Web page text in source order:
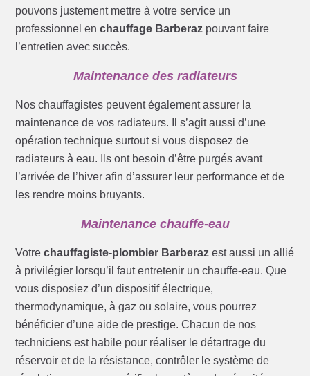
pouvons justement mettre à votre service un
professionnel enchauffage Barberaz pouvant faire
l’entretien avec succès.
Maintenance des radiateurs
Nos chauffagistes peuvent également assurer la
maintenance de vos radiateurs. Il s’agit aussi d’une
opération technique surtout si vous disposez de
radiateurs à eau. Ils ont besoin d’être purgés avant
l’arrivée de l’hiver afin d’assurer leur performance et de
les rendre moins bruyants.
Maintenance chauffe-eau
Votrechauffagiste-plombier Barberaz est aussi un allié
à privilégier lorsqu’il faut entretenir un chauffe-eau. Que
vous disposiez d’un dispositif électrique,
thermodynamique, à gaz ou solaire, vous pourrez
bénéficier d’une aide de prestige. Chacun de nos
techniciens est habile pour réaliser le détartrage du
réservoir et de la résistance, contrôler le système de